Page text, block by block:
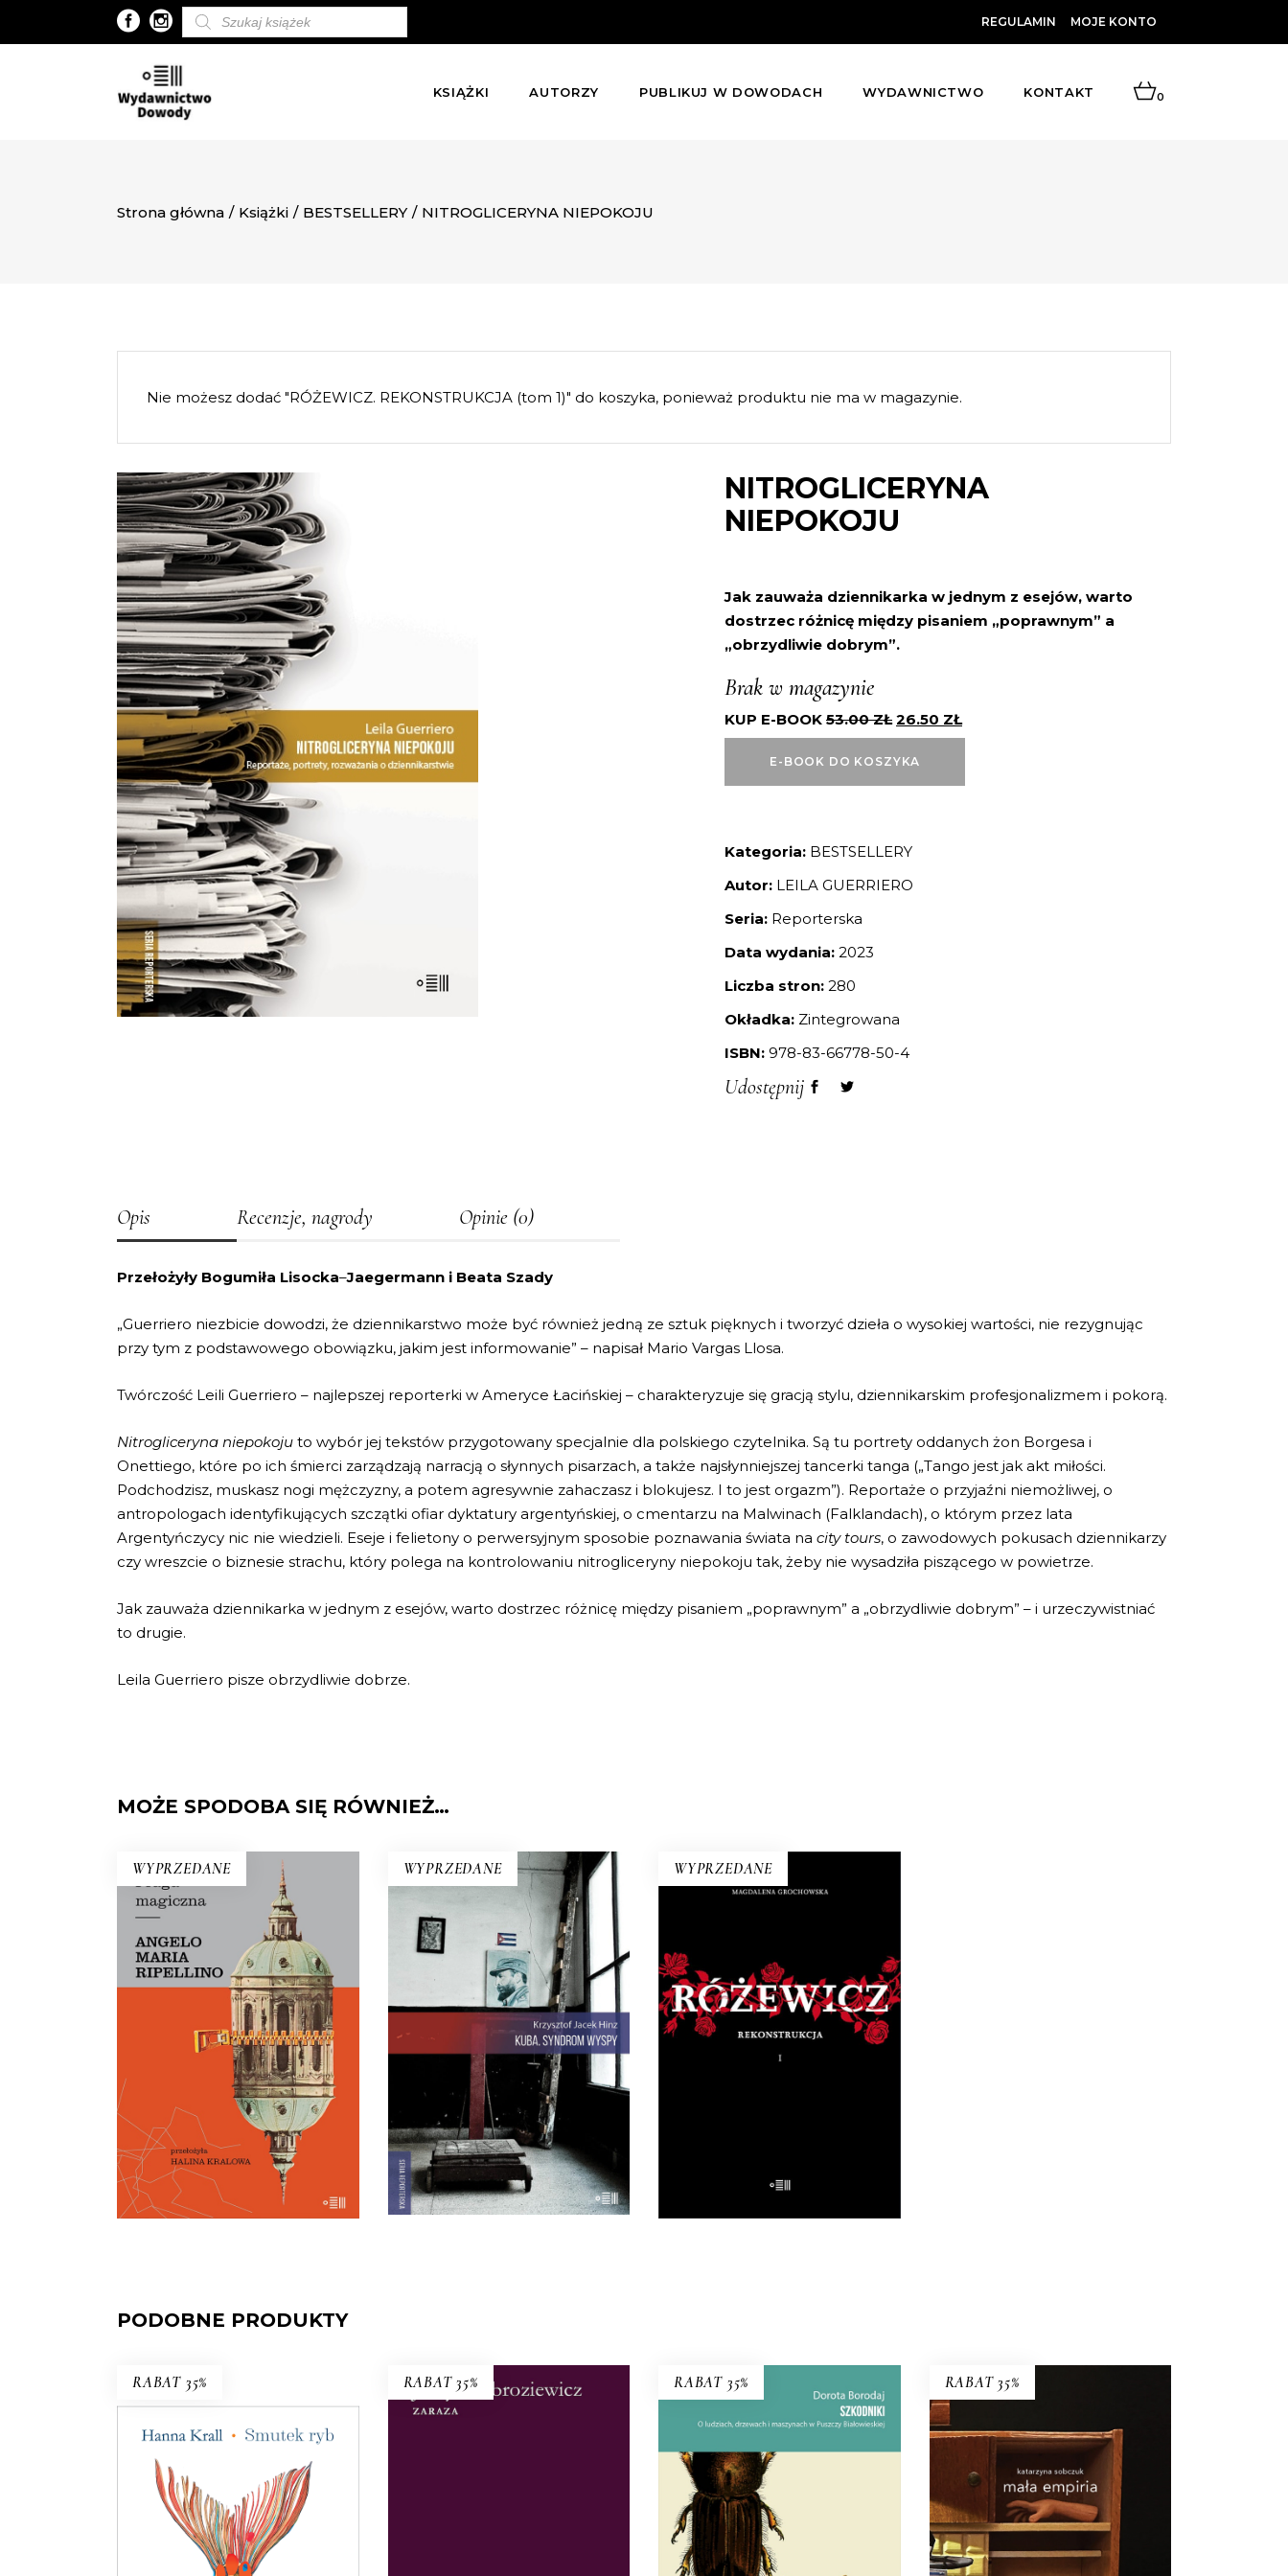
Wyszukiwarka
produktów
REGULAMIN MOJE KONTO
KSIĄŻKI AUTORZY PUBLIKUJ W DOWODACH WYDAWNICTWO KONTAKT 0
Strona główna / Książki / BESTSELLERY / NITROGLICERYNA NIEPOKOJU
Nie możesz dodać "RÓŻEWICZ. REKONSTRUKCJA (tom 1)" do koszyka, ponieważ produktu nie ma w magazynie.
NITROGLICERYNA
NIEPOKOJU
Jak zauważa dziennikarka w jednym z esejów, warto
dostrzec różnicę między pisaniem „poprawnym” a
„obrzydliwie dobrym”.
Brak w magazynie
KUP E-BOOK 53.00ZŁ 26.50 ZŁ
E-BOOK DO KOSZYKA
Kategoria: BESTSELLERY
Autor: LEILA GUERRIERO
Seria: Reporterska
Data wydania: 2023
Liczba stron: 280
Okładka: Zintegrowana
ISBN: 978-83-66778-50-4
Udostępnij
Opis Recenzje, nagrody Opinie (0)
Przełożyły Bogumiła Lisocka–Jaegermann i Beata Szady
„Guerriero niezbicie dowodzi, że dziennikarstwo może być również jedną ze sztuk pięknych i tworzyć dzieła o wysokiej wartości, nie rezygnując
przy tym z podstawowego obowiązku, jakim jest informowanie” – napisał Mario Vargas Llosa.
Twórczość Leili Guerriero – najlepszej reporterki w Ameryce Łacińskiej – charakteryzuje się gracją stylu, dziennikarskim profesjonalizmem i pokorą.
Nitrogliceryna niepokoju to wybór jej tekstów przygotowany specjalnie dla polskiego czytelnika. Są tu portrety oddanych żon Borgesa i
Onettiego, które po ich śmierci zarządzają narracją o słynnych pisarzach, a także najsłynniejszej tancerki tanga („Tango jest jak akt miłości.
Podchodzisz, muskasz nogi mężczyzny, a potem agresywnie zahaczasz i blokujesz. I to jest orgazm”). Reportaże o przyjaźni niemożliwej, o
antropologach identyfikujących szczątki ofiar dyktatury argentyńskiej, o cmentarzu na Malwinach (Falklandach), o którym przez lata
Argentyńczycy nic nie wiedzieli. Eseje i felietony o perwersyjnym sposobie poznawania świata na city tours, o zawodowych pokusach dziennikarzy
czy wreszcie o biznesie strachu, który polega na kontrolowaniu nitrogliceryny niepokoju tak, żeby nie wysadziła piszącego w powietrze.
Jak zauważa dziennikarka w jednym z esejów, warto dostrzec różnicę między pisaniem „poprawnym” a „obrzydliwie dobrym” – i urzeczywistniać
to drugie.
Leila Guerriero pisze obrzydliwie dobrze.
MOŻE SPODOBA SIĘ RÓWNIEŻ…
WYPRZEDANE
E-BOOK DO
KOSZYKA
PRAGA MAGICZNA
Oto – jak mówi Mariusz
Szczygieł – biblia kultury czeskiej.
Dla miłośników Pragi i czeskiej
kultury – lektura niezbędna.
59.00 29.50zł
WYPRZEDANE
E-BOOK DO
KOSZYKA
KUBA. SYNDROM WYSPY
Rewolucja i dysydenci, Kubanki
walczące o podpaski i
Kubańczycy, którzy obrażają
rewolucję szortami i sandałami.
Jest tu dawna świetność
Hawany, są prosięta hodowane w
wannach i jest krowa – bohaterka
rewolucji.
44.00zł 22.00zł
WYPRZEDANE
KOSZYKA
REKONSTRUKCJA (tom 1)
Na pytanie: „Kim jesteś?”,
Tadeusz Różewicz odpowiedział
przed laty: „Kto mnie uważnie
PODOBNE PRODUKTY
RABAT 35%SMUTEK RYB
postanowiło pomóc uznanej
reporterce – bezrobotnej w
stanie wojennym. Tam Hanna
Krall mogła publikować bez
weryfikacji, bo w końcu trudno
pisać wywrotowe treści, pisząc o
RABAT 35%ZARAZA
„Czujemy narastanie grozy” –
RABAT 35%
SZKODNIKI
Walka toczyła się nie tylko w
lesie, ale i w głowach ludzi.
59.90zł 38.94
RABAT 35%
MAŁA EMPIRIA
Esej uczestniczący o wczesnej
starości i zagadce rodzicielstwa.
53.00zł 34.45zł